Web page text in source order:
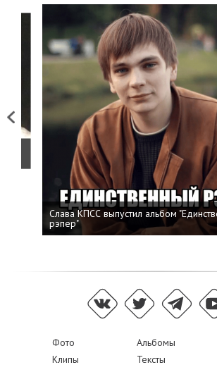
Previous
Слава КПСС выпустил альбом
рэпер"
Фото Альбомы
Клипы
Тексты